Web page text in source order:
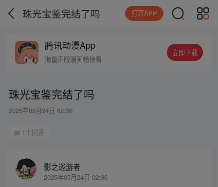
珠光宝鉴完结了吗 打开APP
腾讯动漫App
海量正版漫画畅快看
立即下载
珠光宝鉴完结了吗
2025年05月24日 02:36
1个回答
影之巡游者
2025年05月24日 02:36